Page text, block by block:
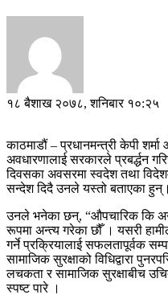
१८ बैशाख २०७८, शनिबार १०:२५
काठमाडौं – प्रधानमन्त्री केपी
अवधारणालाई सरकारले प्रबर्द्धन
दिवसका अवसरमा स्वदेश तथा
सन्देश दिदै उनले यस्तो बताएका हुन्।
उनले भनेका छन्, “औपचारिक कि
रूपमा अन्त्य गरेका छौँ । यसरी
गर्ने प्रक्रियालाई सफलतापूर्वक
सामाजिक सुरक्षाको विधिद्वारा
लचकता र सामाजिक सुरक्षाबीच
स्पष्ट पारे ।